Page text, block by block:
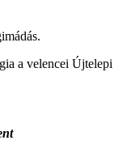
a velencei Újtelepi